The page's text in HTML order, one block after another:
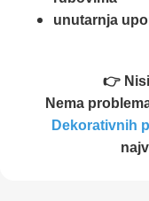
unutarnja
👉
Nema
Dekorativnih